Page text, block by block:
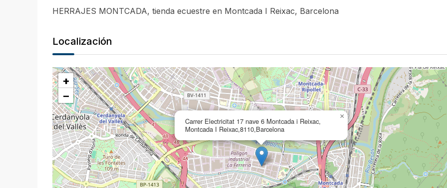
HERRAJES MONTCADA, tienda ecuestre en Montcada I Reixac, Barcelona
Localización
Carrer Electricitat 17 nave 6 Montcada i Reixac,
Montcada I Reixac,8110,Barcelona
×
+
−